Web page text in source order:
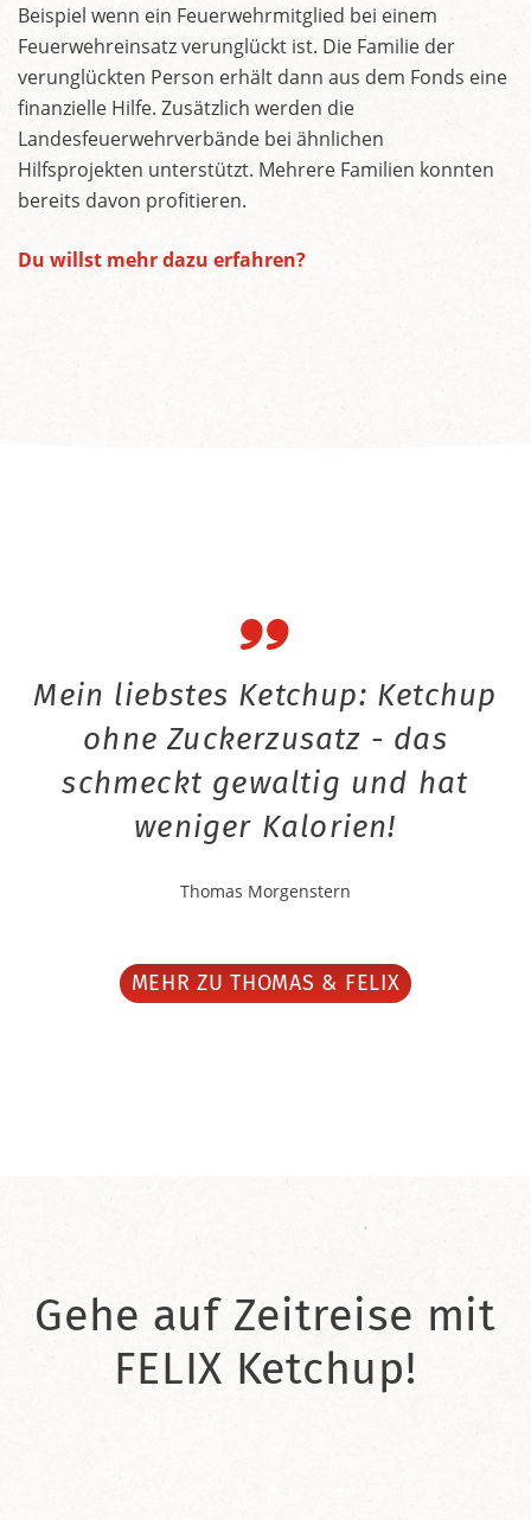
Beispiel wenn ein Feuerwehrmitglied bei einem
Feuerwehreinsatz verunglückt ist. Die Familie der
verunglückten Person erhält dann aus dem Fonds eine
finanzielle Hilfe. Zusätzlich werden die
Landesfeuerwehrverbände bei ähnlichen
Hilfsprojekten unterstützt. Mehrere Familien konnten
bereits davon profitieren.
Du willst mehr dazu erfahren?
Mein liebstes Ketchup: Ketchup
ohne Zuckerzusatz - das
schmeckt gewaltig und hat
weniger Kalorien!
Thomas Morgenstern
MEHR ZU THOMAS & FELIX
Gehe auf Zeitreise mit
FELIX Ketchup!